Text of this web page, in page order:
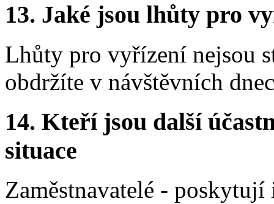
13. Jaké jsou lhůty pro
Lhůty pro vyřízení nejsou
obdržíte v návštěvních
14. Kteří jsou další
situace
Zaměstnavatelé - poskytují